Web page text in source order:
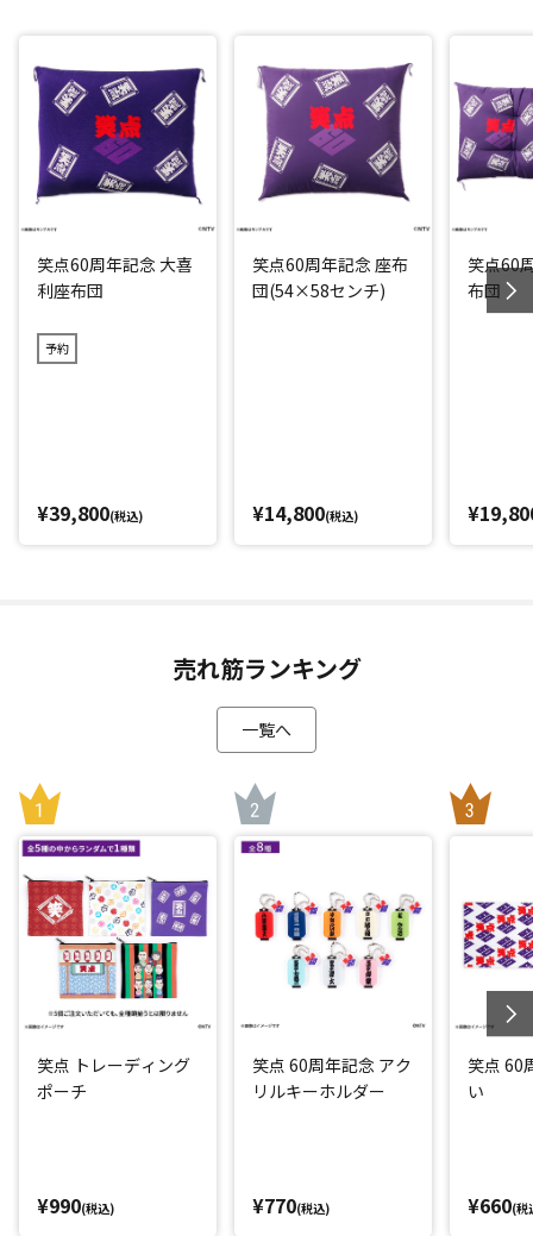
笑点60周年記念 大喜
利座布団
予約
¥39,800(税込)
笑点60周年記念 座布
団(54×58センチ)
¥14,800(税込)
笑点60
布団
売れ筋ランキング
一覧へ
笑点 トレーディング
ポーチ
¥990(税込)
笑点 60周年記念 アク
リルキーホルダー
¥770(税込)
笑点 60
い
¥660(税